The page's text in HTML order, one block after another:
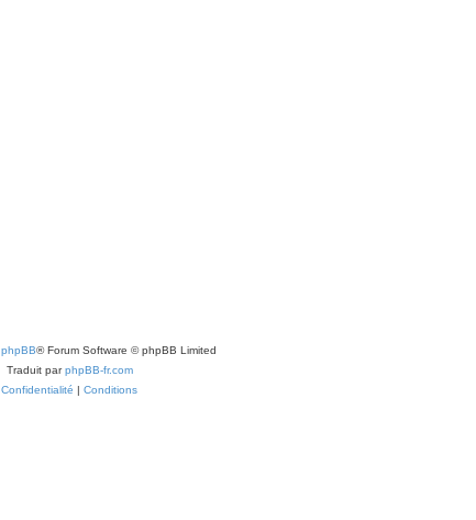
phpBB® Forum Software © phpBB Limited
Traduit parphpBB-fr.com
Confidentialité | Conditions